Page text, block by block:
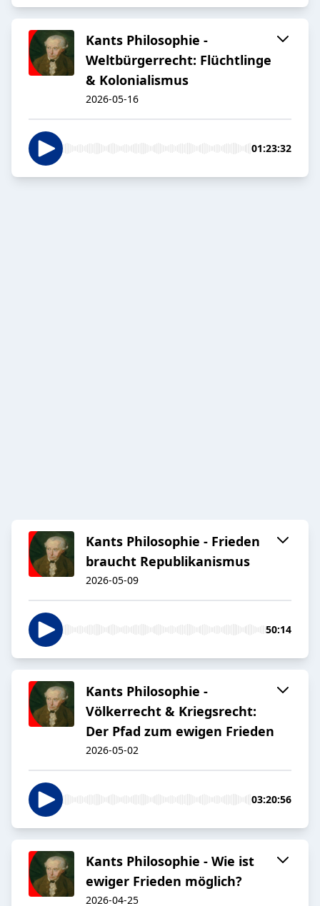
Kants Philosophie -
Weltbürgerrecht: Flüchtlinge
& Kolonialismus
2026-05-16
01:23:32
Kants Philosophie - Frieden
braucht Republikanismus
2026-05-09
50:14
Kants Philosophie -
Völkerrecht & Kriegsrecht:
Der Pfad zum ewigen Frieden
2026-05-02
03:20:56
Kants Philosophie - Wie ist
ewiger Frieden möglich?
2026-04-25